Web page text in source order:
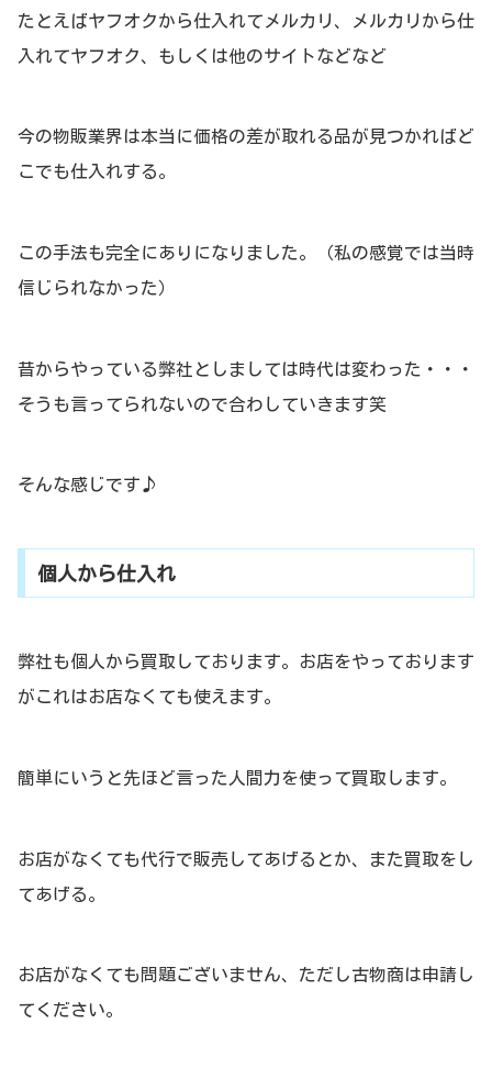
たとえばヤフオクから仕入れてメルカリ、メルカリから仕
入れてヤフオク、もしくは他のサイトなどなど
今の物販業界は本当に価格の差が取れる品が見つかればど
こでも仕入れする。
この手法も完全にありになりました。（私の感覚では当時
信じられなかった）
昔からやっている弊社としましては時代は変わった・・・
そうも言ってられないので合わしていきます笑
そんな感じです♪
個人から仕入れ
弊社も個人から買取しております。お店をやっております
がこれはお店なくても使えます。
簡単にいうと先ほど言った人間力を使って買取します。
お店がなくても代行で販売してあげるとか、また買取をし
てあげる。
お店がなくても問題ございません、ただし古物商は申請し
てください。